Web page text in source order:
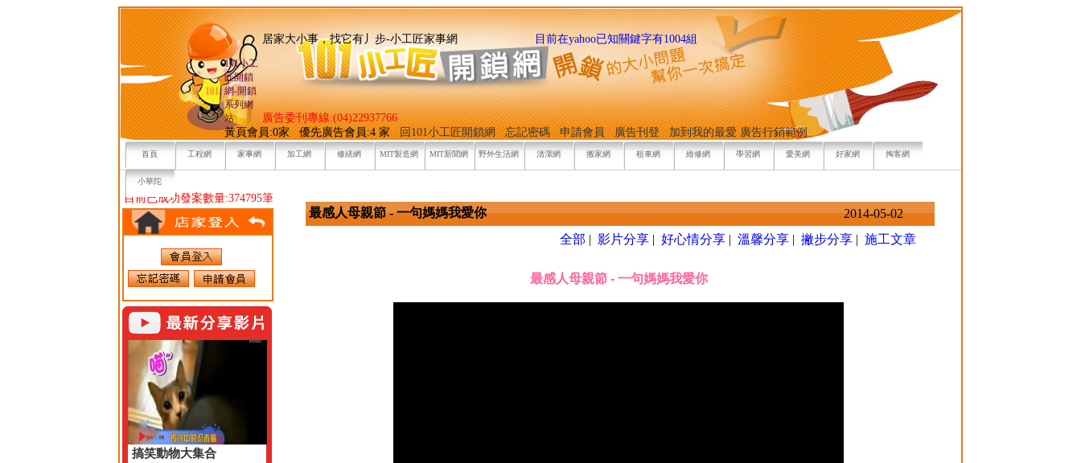
101小工
匠開鎖
網-開鎖
系列網
站
居家大小事，找它有丿步-小工匠家事網 目前在yahoo已知關鍵字有1004組
廣告委刊專線:(04)22937766
黃頁會員:0家 優先廣告會員:4 家回101小工匠開鎖網 忘記密碼 申請會員 廣告刊登 加到我的最愛 廣告行銷範例
首頁 工程網 家事網 加工網 修繕網 MIT製造網 MIT新聞網 野外生活網 清潔網 搬家網 租車網 維修網 學習網 愛美網 好家網 掏客網
小華陀
目前已成功發案數量:374795筆
搞笑動物大集合
最感人母親節 - 一句媽媽我愛你
2014-05-02
全部 | 影片分享 | 好心情分享 | 溫馨分享 | 撇步分享 | 施工文章
最感人母親節 - 一句媽媽我愛你